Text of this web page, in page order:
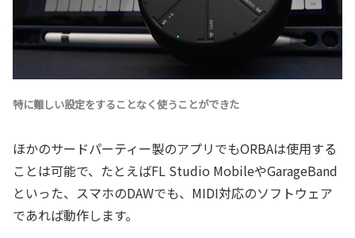
特に難しい設定をすることなく使うことができた
ほかのサードパーティー製のアプリでもORBAは使用する
ことは可能で、たとえばFL Studio MobileやGarageBand
といった、スマホのDAWでも、MIDI対応のソフトウェア
であれば動作します。